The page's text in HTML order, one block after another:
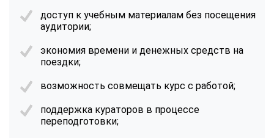
доступ к учебным материалам без посещения
аудитории;
экономия времени и денежных средств на
поездки;
возможность совмещать курс с работой;
поддержка кураторов в процессе
переподготовки;